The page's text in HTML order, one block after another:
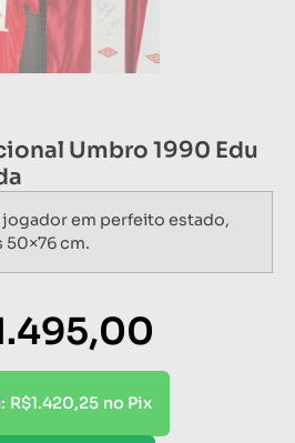
Umbro 1990 Edu
jogador em perfeito estado,
50×76 cm.
R$1.420,25 no Pix